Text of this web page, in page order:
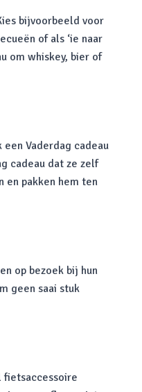
bijvoorbeeld voor
of als ‘ie naar
om whiskey, bier of
Vaderdag cadeau
cadeau dat ze zelf
en pakken hem ten
op bezoek bij hun
geen saai stuk
fietsaccessoire